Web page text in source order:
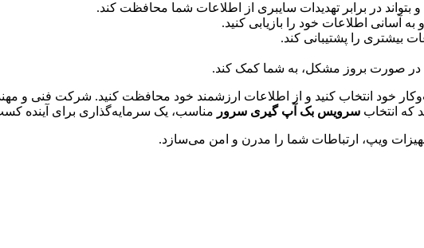
بتواند در برابر تهدیدات سایبری از اطلاعات شما محافظت کند.
آسانی اطلاعات خود را بازیابی کنید.
بیشتری را پشتیبانی کند.
تا در صورت بروز مشکل، به شما کمک کند.
خود انتخاب کنید و از اطلاعات ارزشمند خود محافظت کنید. شرکت فنی و
که انتخاب سرویس بک آپ گیری سرور مناسب، یک سرمایه‌گذاری برای آینده